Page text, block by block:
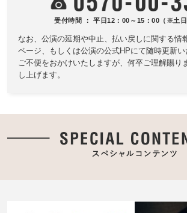
受付時間 ： 平日12：00～15：00（※土日
なお、公演の延期や中止、払い戻しに関する情
ページ、もしくは公演の公式HPにて随時更新い
ご不便をおかけいたしますが、何卒ご理解賜り
し上げます。